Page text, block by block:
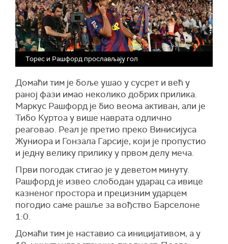
Торес и Рашфорд прослављају гол
Домаћи тим је боље ушао у сусрет и већ у
раној фази имао неколико добрих прилика.
Маркус Рашфорд је био веома активан, али је
Тибо Куртоа у више наврата одлично
реаговао. Реал је претио преко Винисијуса
Жуниора и Гонзала Гарсије, који је пропустио
и једну велику прилику у првом делу меча.
Први погодак стигао је у деветом минуту.
Рашфорд је извео слободан ударац са ивице
казненог простора и прецизним ударцем
погодио саме рашље за вођство Барселоне
1:0.
Домаћи тим је наставио са иницијативом, а у